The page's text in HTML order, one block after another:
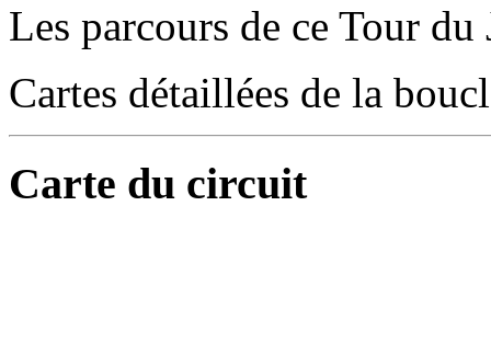
Les parcours de ce Tour du
Cartes détaillées de la
Carte du circuit